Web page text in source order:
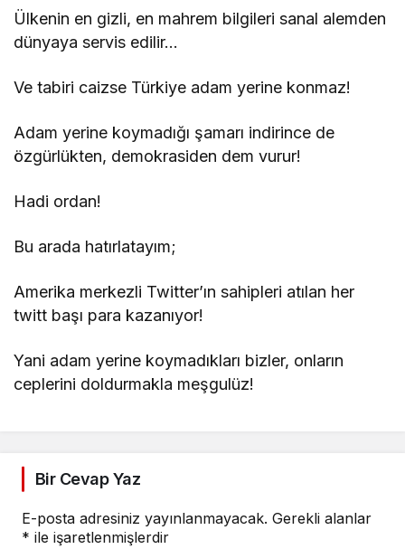
Ülkenin en gizli, en mahrem bilgileri sanal alemden
dünyaya servis edilir…
Ve tabiri caizse Türkiye adam yerine konmaz!
Adam yerine koymadığı şamarı indirince de
özgürlükten, demokrasiden dem vurur!
Hadi ordan!
Bu arada hatırlatayım;
Amerika merkezli Twitter’ın sahipleri atılan her
twitt başı para kazanıyor!
Yani adam yerine koymadıkları bizler, onların
ceplerini doldurmakla meşgulüz!
Bir Cevap Yaz
E-posta adresiniz yayınlanmayacak. Gerekli alanlar
* ile işaretlenmişlerdir